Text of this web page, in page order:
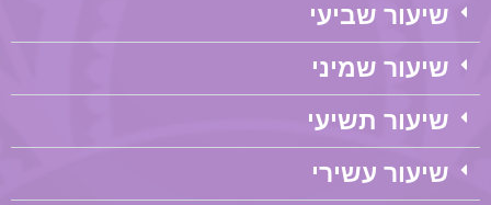
שיעור שביעי
שיעור שמיני
שיעור תשיעי
שיעור עשירי